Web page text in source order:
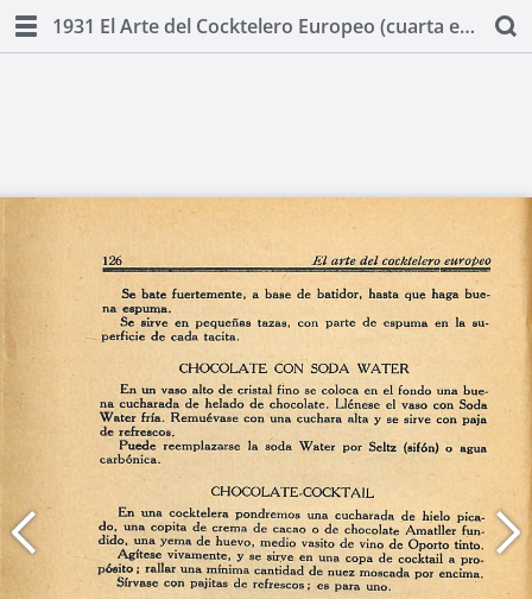
1931 El Arte del Cocktelero Europeo (cuarta edicion) by Ignacio Domenech